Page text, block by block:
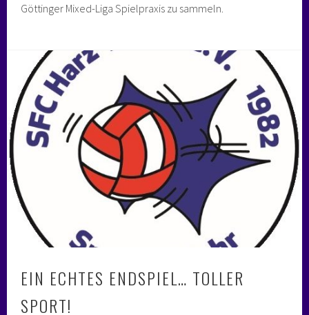
Göttinger Mixed-Liga Spielpraxis zu sammeln.
EIN ECHTES ENDSPIEL… TOLLER
SPORT!